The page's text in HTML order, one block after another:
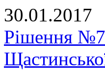
30.01.2017
Рішення